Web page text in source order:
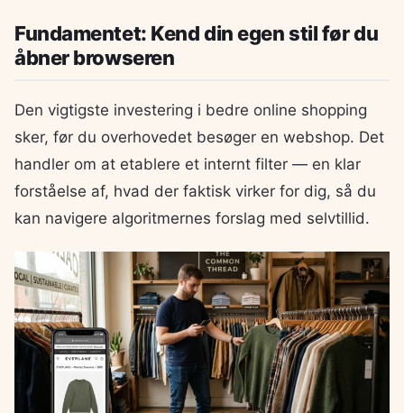
Fundamentet: Kend din egen stil før du
åbner browseren
Den vigtigste investering i bedre online shopping
sker, før du overhovedet besøger en webshop. Det
handler om at etablere et internt filter — en klar
forståelse af, hvad der faktisk virker for dig, så du
kan navigere algoritmernes forslag med selvtillid.